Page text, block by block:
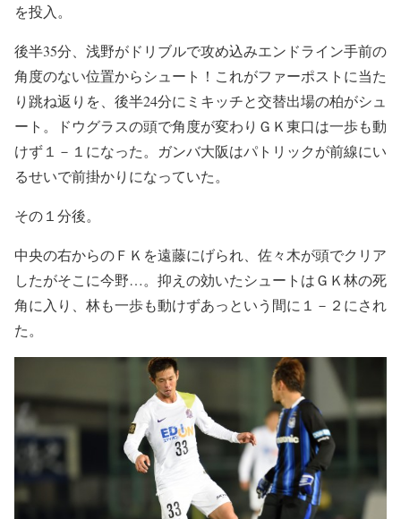
を投入。
後半35分、浅野がドリブルで攻め込みエンドライン手前の
角度のない位置からシュート！これがファーポストに当た
り跳ね返りを、後半24分にミキッチと交替出場の柏がシュ
ート。ドウグラスの頭で角度が変わりＧＫ東口は一歩も動
けず１－１になった。ガンバ大阪はパトリックが前線にい
るせいで前掛かりになっていた。
その１分後。
中央の右からのＦＫを遠藤にげられ、佐々木が頭でクリア
したがそこに今野…。抑えの効いたシュートはＧＫ林の死
角に入り、林も一歩も動けずあっという間に１－２にされ
た。